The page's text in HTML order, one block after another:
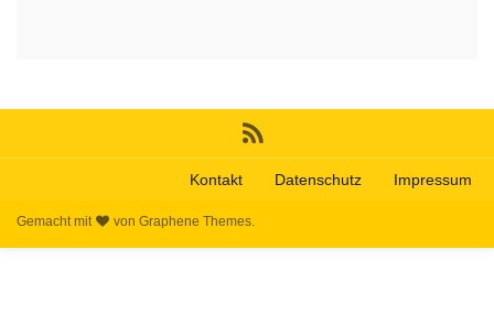
Kontakt Datenschutz Impressum
Gemacht mit vonGraphene Themes.